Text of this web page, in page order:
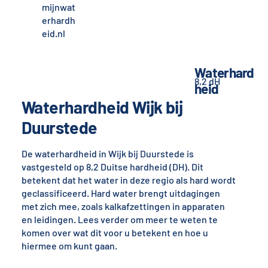
mijnwat
erhardh
eid.nl
Waterhardheid Wijk bij
Duurstede
De waterhardheid in Wijk bij Duurstede is
vastgesteld op 8,2 Duitse hardheid (DH). Dit
betekent dat het water in deze regio als hard wordt
geclassificeerd. Hard water brengt uitdagingen
met zich mee, zoals kalkafzettingen in apparaten
en leidingen. Lees verder om meer te weten te
komen over wat dit voor u betekent en hoe u
hiermee om kunt gaan.
Waterhard
heid
8,2 dH